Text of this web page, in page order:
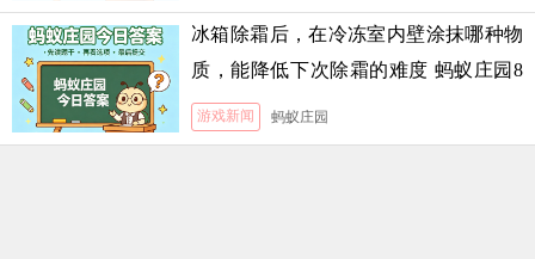
冰箱除霜后，在冷冻室内壁涂抹哪种物
质，能降低下次除霜的难度 蚂蚁庄园8
月5日答案
游戏新闻 蚂蚁庄园